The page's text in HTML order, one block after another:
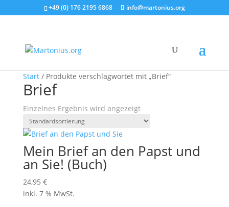
+49 (0) 176 2195 6868 info@martonius.org
Start/ Produkte verschlagwortet mit „Brief“
Brief
Einzelnes Ergebnis wird angezeigt
Mein Brief an den Papst und
an Sie! (Buch)
24,95 €
inkl. 7 % MwSt.